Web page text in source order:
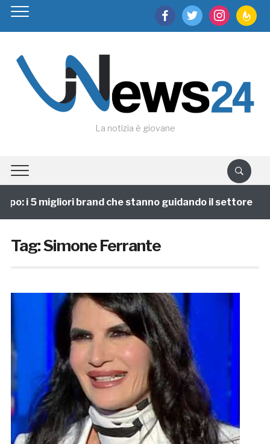
facebooktwitter instagram
La notizia è giovane
i 5 migliori brand che stanno guidando il settore
Tag:Simone Ferrante